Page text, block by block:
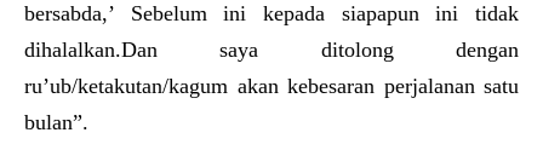
bersabda,’ Sebelum ini kepada siapapun ini tidak
dihalalkan.Dan saya ditolong dengan
ru’ub/ketakutan/kagum akan kebesaran perjalanan satu
bulan”.